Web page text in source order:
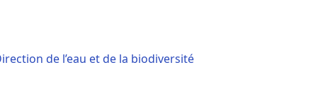
de l’eau et de la biodiversité